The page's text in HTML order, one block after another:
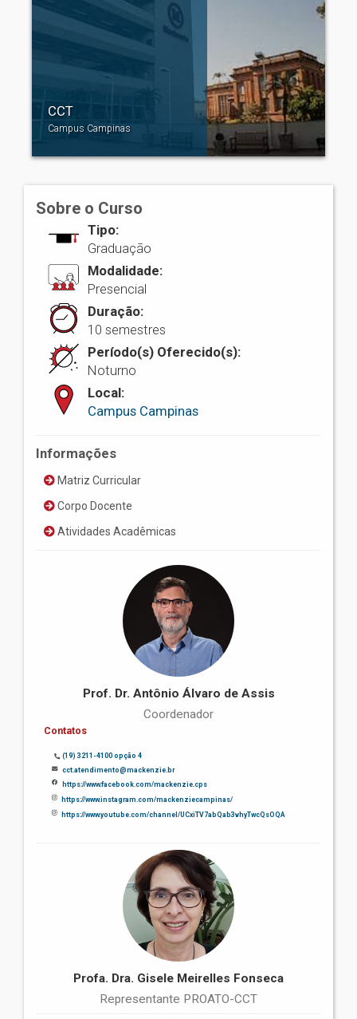
CCT
Campus Campinas
Sobre o Curso
Tipo:
Graduação
Modalidade:
Presencial
Duração:
10 semestres
Período(s) Oferecido(s):
Noturno
Local:
Campus Campinas
Informações
Matriz Curricular
Corpo Docente
Atividades Acadêmicas
Prof. Dr. Antônio Álvaro de Assis
Coordenador
Contatos
(19) 3211-4100 opção 4
cct.atendimento@mackenzie.br
https://www.facebook.com/mackenzie.cps
https://www.instagram.com/mackenziecampinas/
https://www.youtube.com/channel/UCxiTV7abQab3vhyTwcQsOQA
Profa. Dra. Gisele Meirelles Fonseca
Representante PROATO-CCT